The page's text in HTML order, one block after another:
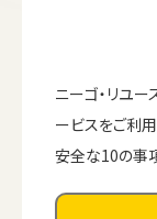
ニーゴ・リユ
ービスをご利
安全な10の事